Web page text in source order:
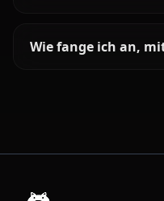
Wie fange ich an,